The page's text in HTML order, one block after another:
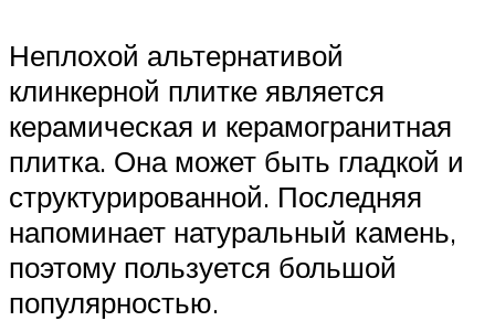
Неплохой альтернативой
клинкерной плитке является
керамическая и керамогранитная
плитка. Она может быть гладкой и
структурированной. Последняя
напоминает натуральный камень,
поэтому пользуется большой
популярностью.